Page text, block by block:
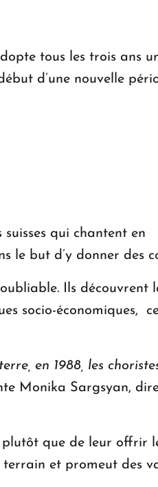
tous les trois ans
d’une nouvelle
suisses qui chantent en
le but d’y donner des
Ils découvrent
socio-économiques,
en 1988, les
Monika Sargsyan,
plutôt que de leur offrir
et promeut des